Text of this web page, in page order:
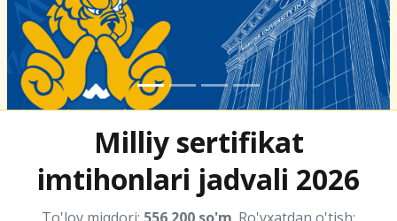
Milliy sertifikat
imtihonlari jadvali 2026